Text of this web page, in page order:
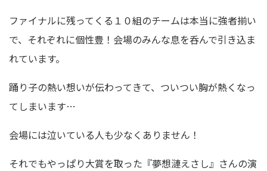
ファイナルに残ってくる１０組のチームは本当に強者揃い
で、それぞれに個性豊！会場のみんな息を呑んで引き込ま
れています。
踊り子の熱い想いが伝わってきて、ついつい胸が熱くなっ
てしまいます…
会場には泣いている人も少なくありません！
それでもやっぱり大賞を取った『夢想漣えさし』さんの演